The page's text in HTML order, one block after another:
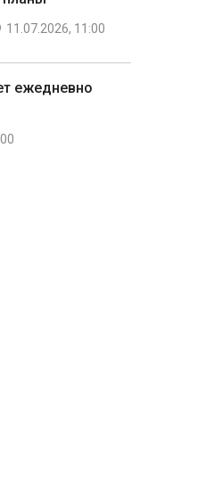
11.07.2026, 11:00
ежедневно